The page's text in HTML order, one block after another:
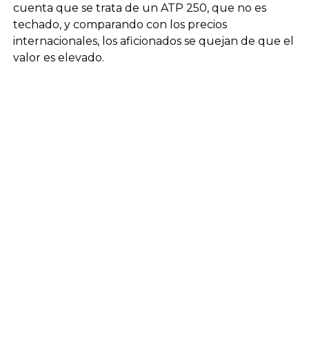
cuenta que se trata de un ATP 250, que no es
techado, y comparando con los precios
internacionales, los aficionados se quejan de que el
valor es elevado.